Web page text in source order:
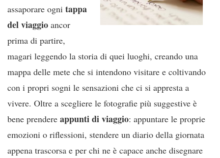
assaporare ogni tappa
del viaggio ancor
prima di partire,
magari leggendo la storia di quei luoghi, creando una
mappa delle mete che si intendono visitare e coltivando
con i propri sogni le sensazioni che ci si appresta a
vivere. Oltre a scegliere le fotografie più suggestive è
bene prendere appunti di viaggio: appuntare le proprie
emozioni o riflessioni, stendere un diario della giornata
appena trascorsa e per chi ne è capace anche disegnare